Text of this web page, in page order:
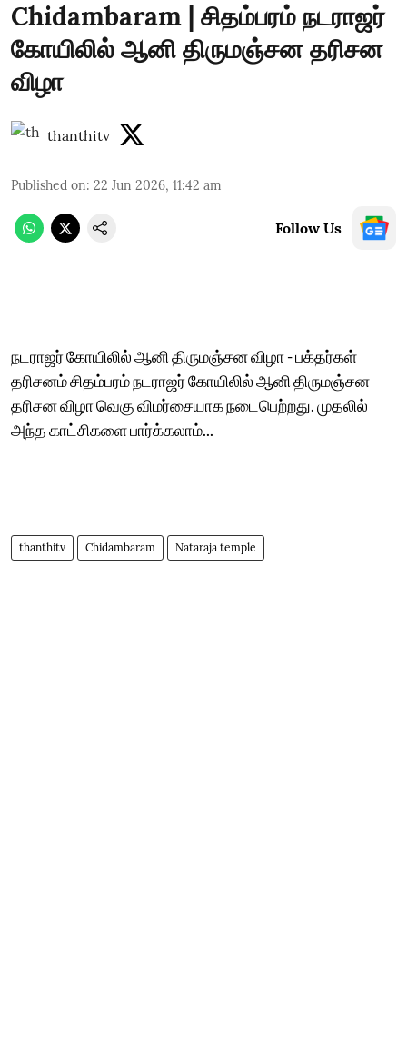
Chidambaram | சிதம்பரம் நடராஜர்
கோயிலில் ஆனி திருமஞ்சன தரிசன
விழா
thanthitv
Published on: 22 Jun 2026, 11:42 am
Follow Us
நடராஜர் கோயிலில் ஆனி திருமஞ்சன விழா - பக்தர்கள்
தரிசனம் சிதம்பரம் நடராஜர் கோயிலில் ஆனி திருமஞ்சன
தரிசன விழா வெகு விமர்சையாக நடைபெற்றது. முதலில்
அந்த காட்சிகளை பார்க்கலாம்...
thanthitv Chidambaram Nataraja temple